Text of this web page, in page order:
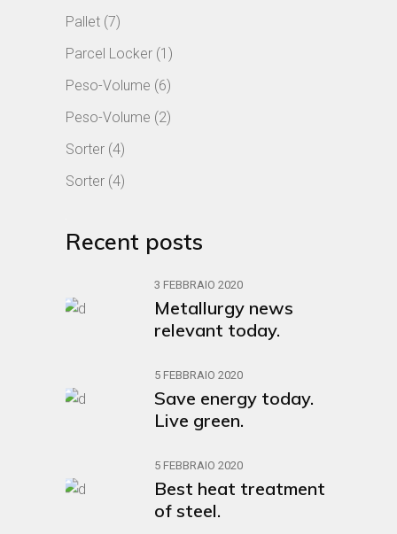
Pallet (7)
Parcel Locker (1)
Peso-Volume (6)
Peso-Volume (2)
Sorter (4)
Sorter (4)
Recent posts
3 FEBBRAIO 2020
Metallurgy news
relevant today.
5 FEBBRAIO 2020
Save energy today.
Live green.
5 FEBBRAIO 2020
Best heat treatment
of steel.